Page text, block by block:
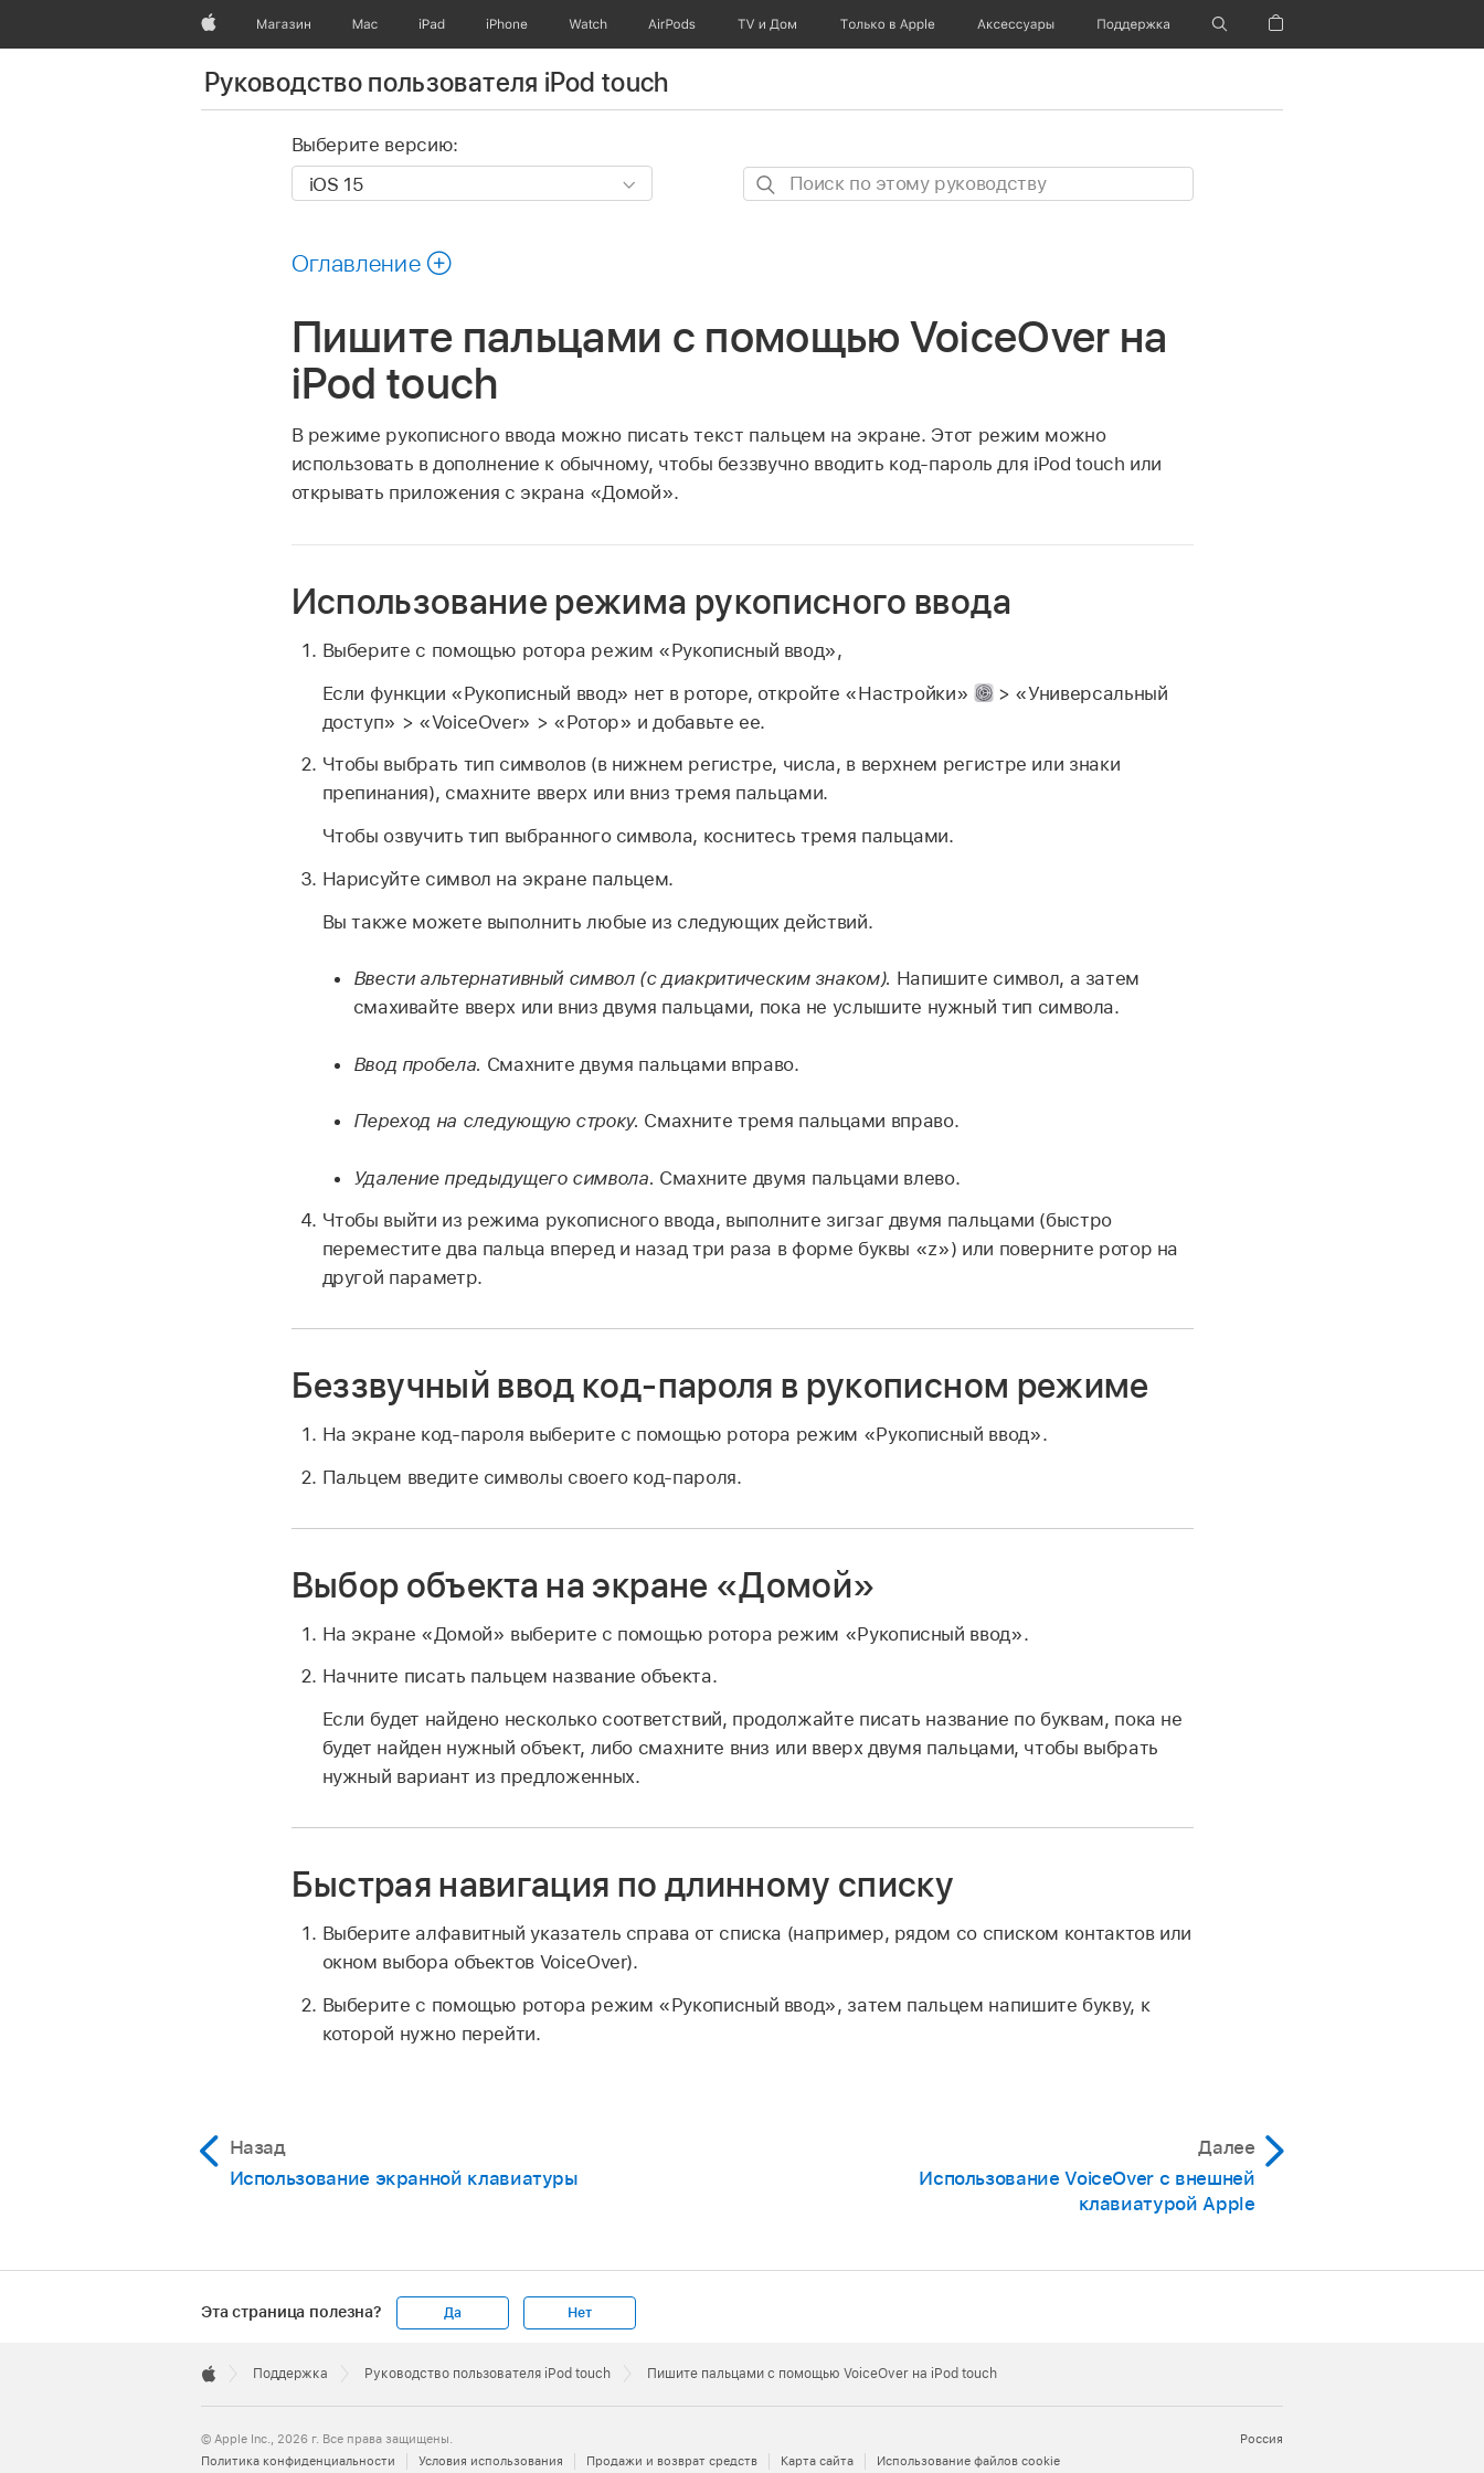
Apple Магазин Mac iPad iPhone Watch AirPods TV и Дом Только в Apple Аксессуары Поддержка Корзина
Руководство пользователя iPod touch
Выберите версию:
Поиск
Оглавление
Пишите пальцами с помощью VoiceOver на
iPod touch
В режиме рукописного ввода можно писать текст пальцем на экране. Этот режим можно
использовать в дополнение к обычному, чтобы беззвучно вводить код-пароль для iPod touch или
открывать приложения с экрана «Домой».
Использование режима рукописного ввода
Выберите с помощью ротора режим «Рукописный ввод»,
Если функции «Рукописный ввод» нет в роторе, откройте «Настройки»
> «Универсальный
доступ» > «VoiceOver» > «Ротор» и добавьте ее.
Чтобы выбрать тип символов (в нижнем регистре, числа, в верхнем регистре или знаки
препинания), смахните вверх или вниз тремя пальцами.
Чтобы озвучить тип выбранного символа, коснитесь тремя пальцами.
Нарисуйте символ на экране пальцем.
Вы также можете выполнить любые из следующих действий.
Ввести альтернативный символ (с диакритическим знаком). Напишите символ, а затем
смахивайте вверх или вниз двумя пальцами, пока не услышите нужный тип символа.
Ввод пробела. Смахните двумя пальцами вправо.
Переход на следующую строку. Смахните тремя пальцами вправо.
Удаление предыдущего символа. Смахните двумя пальцами влево.
Чтобы выйти из режима рукописного ввода, выполните зигзаг двумя пальцами (быстро
переместите два пальца вперед и назад три раза в форме буквы «z») или поверните ротор на
другой параметр.
Беззвучный ввод код-пароля в рукописном режиме
На экране код-пароля выберите с помощью ротора режим «Рукописный ввод».
Пальцем введите символы своего код-пароля.
Выбор объекта на экране «Домой»
На экране «Домой» выберите с помощью ротора режим «Рукописный ввод».
Начните писать пальцем название объекта.
Если будет найдено несколько соответствий, продолжайте писать название по буквам, пока не
будет найден нужный объект, либо смахните вниз или вверх двумя пальцами, чтобы выбрать
нужный вариант из предложенных.
Быстрая навигация по длинному списку
Выберите алфавитный указатель справа от списка (например, рядом со списком контактов или
окном выбора объектов VoiceOver).
Выберите с помощью ротора режим «Рукописный ввод», затем пальцем напишите букву, к
которой нужно перейти.
Назад
Использование экранной клавиатуры
Далее
Использование VoiceOver с внешней
клавиатурой Apple
Эта страница полезна? Да Нет
Footer

Поддержка Руководство пользователя iPod touch Пишите пальцами с помощью VoiceOver на iPod touch
Россия
© Apple Inc., 2026 г. Все права защищены.
Политика конфиденциальности
Условия использования Продажи и возврат средств Карта сайта Использование файлов cookie